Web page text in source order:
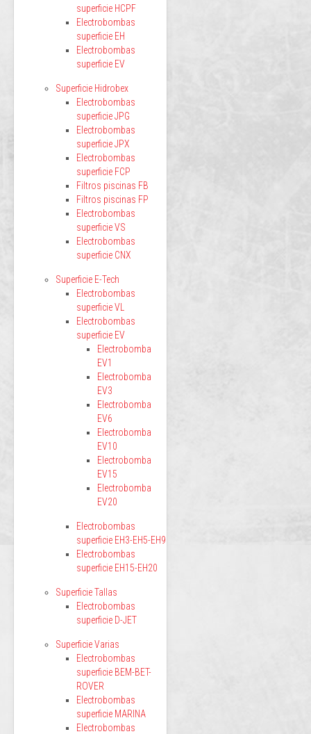
superficie HCPF
Electrobombas
superficie EH
Electrobombas
superficie EV
Superficie Hidrobex
Electrobombas
superficie JPG
Electrobombas
superficie JPX
Electrobombas
superficie FCP
Filtros piscinas FB
Filtros piscinas FP
Electrobombas
superficie VS
Electrobombas
superficie CNX
Superficie E-Tech
Electrobombas
superficie VL
Electrobombas
superficie EV
Electrobomba
EV1
Electrobomba
EV3
Electrobomba
EV6
Electrobomba
EV10
Electrobomba
EV15
Electrobomba
EV20
Electrobombas
superficie EH3-EH5-EH9
Electrobombas
superficie EH15-EH20
Superficie Tallas
Electrobombas
superficie D-JET
Superficie Varias
Electrobombas
superficie BEM-BET-
ROVER
Electrobombas
superficie MARINA
Electrobombas